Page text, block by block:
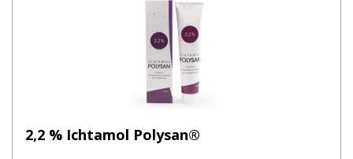
2,2 % Ichtamol Polysan®